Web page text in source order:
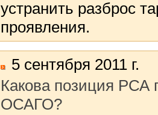
устранить разброс
проявления.
5 сентября 2011 г.
Какова позиция РСА
ОСАГО?